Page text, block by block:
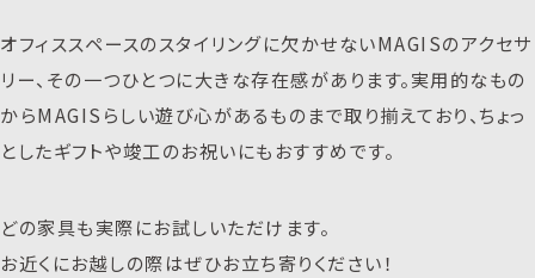
オフィススペースのスタイリングに欠かせないMAGISのアクセサ
リー、その一つひとつに大きな存在感があります。実用的なもの
からMAGISらしい遊び心があるものまで取り揃えており、ちょっ
としたギフトや竣工のお祝いにもおすすめです。
どの家具も実際にお試しいただけます。
お近くにお越しの際はぜひお立ち寄りください！